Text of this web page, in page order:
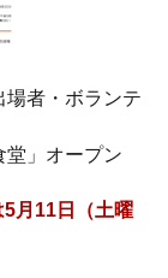
者・ボランテ
堂」オープン
月11日（土曜